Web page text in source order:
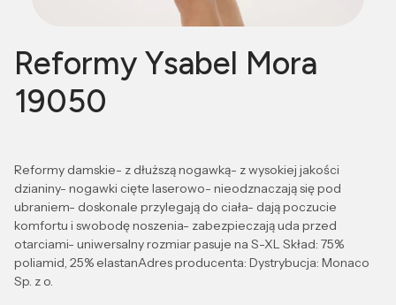
Reformy Ysabel Mora
19050
Reformy damskie- z dłuższą nogawką- z wysokiej jakości
dzianiny- nogawki cięte laserowo- nieodznaczają się pod
ubraniem- doskonale przylegają do ciała- dają poczucie
komfortu i swobodę noszenia- zabezpieczają uda przed
otarciami- uniwersalny rozmiar pasuje na S-XL Skład: 75%
poliamid, 25% elastanAdres producenta: Dystrybucja: Monaco
Sp. z o.